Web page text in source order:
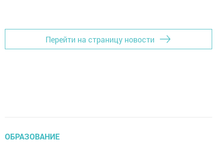
Перейти на страницу новости
ОБРАЗОВАНИЕ